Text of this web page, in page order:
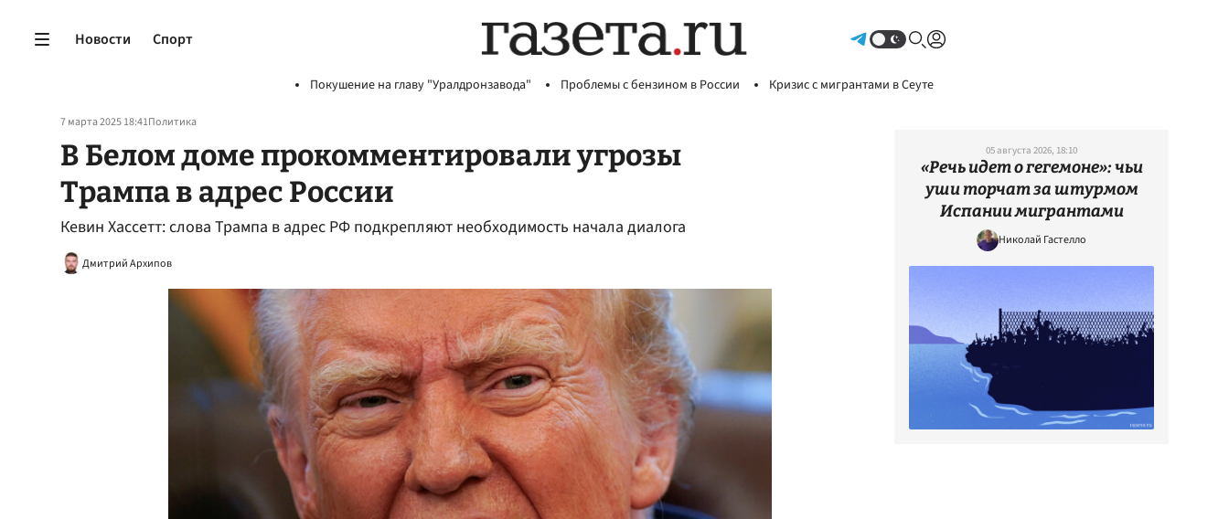
Новости Спорт
Покушение на главу "Уралдронзавода" Проблемы с бензином в России Кризис с мигрантами в Сеуте
7 марта 2025 18:41Политика
В Белом доме прокомментировали угрозы
Трампа в адрес России
Кевин Хассетт: слова Трампа в адрес РФ подкрепляют необходимость начала диалога
Дмитрий Архипов
05 августа 2026, 18:10
«Речь идет о гегемоне»: чьи
уши торчат за штурмом
Испании мигрантами
Николай Гастелло